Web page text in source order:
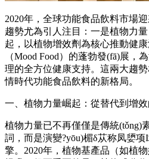
2020年，全球功能食品飲料市場
趨勢尤為引人注目：一是植物力量
起，以植物增效劑為核心推動健
（Mood Food）的蓬勃發(fā)展，
理的全方位健康支持。這兩大趨
情時代功能食品飲料的新格局。
一、植物力量崛起：從替代到增效
植物力量已不再僅僅是傳統(tǒng)
詞，而是演變?yōu)楣δ苁称凤嬃项I
擎。2020年，植物基產品（如植